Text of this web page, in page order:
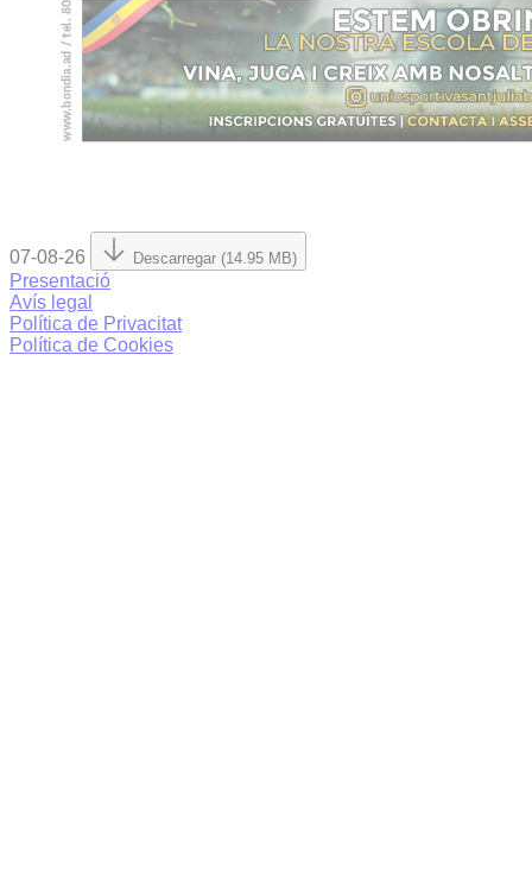
07-08-26 Descarregar (14.95 MB)
Presentació
Avís legal
Política de Privacitat
Política de Cookies